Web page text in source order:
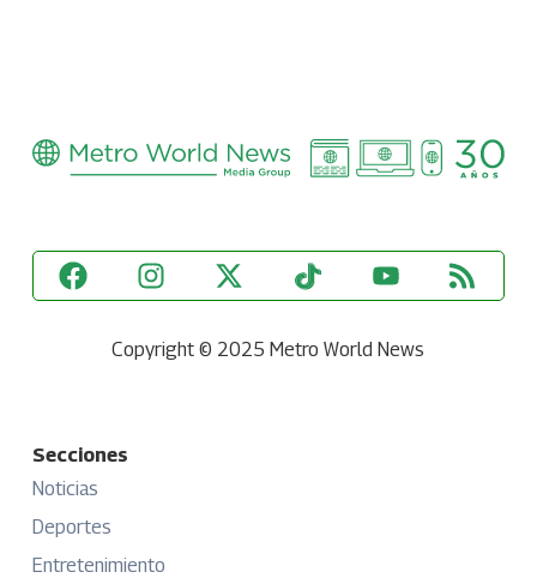
Copyright © 2025 Metro World News
Secciones
Noticias
Deportes
Entretenimiento